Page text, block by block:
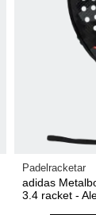
Padelracketar
adidas
3.4 racket -